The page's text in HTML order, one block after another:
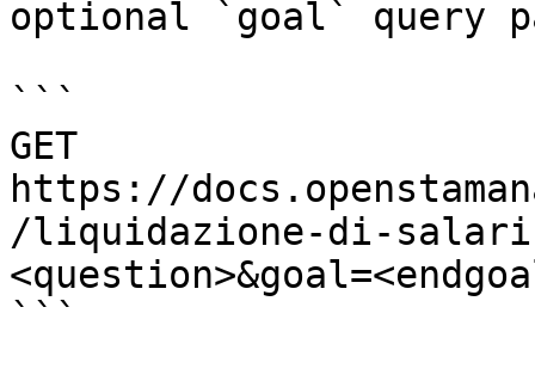
optional `goal` query
```
GET
https://
/liquidazione-di-salari-
```